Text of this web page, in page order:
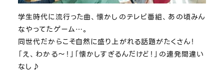
学生時代に流行った曲、懐かしのテレビ番組、あの頃みん
なやってたゲーム…。
同世代だからこそ自然に盛り上がれる話題がたくさん！
「え、わかる～！」「懐かしすぎるんだけど！」の連発間違い
なし♪